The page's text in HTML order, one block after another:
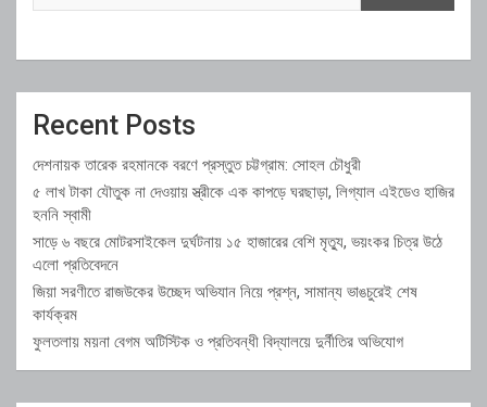
Recent Posts
দেশনায়ক তারেক রহমানকে বরণে প্রস্তুত চট্টগ্রাম: সোহল চৌধুরী
৫ লাখ টাকা যৌতুক না দেওয়ায় স্ত্রীকে এক কাপড়ে ঘরছাড়া, লিগ্যাল এইডেও হাজির
হননি স্বামী
সাড়ে ৬ বছরে মোটরসাইকেল দুর্ঘটনায় ১৫ হাজারের বেশি মৃত্যু, ভয়ংকর চিত্র উঠে
এলো প্রতিবেদনে
জিয়া সরণীতে রাজউকের উচ্ছেদ অভিযান নিয়ে প্রশ্ন, সামান্য ভাঙচুরেই শেষ
কার্যক্রম
ফুলতলায় ময়না বেগম অটিস্টিক ও প্রতিবন্ধী বিদ্যালয়ে দুর্নীতির অভিযোগ